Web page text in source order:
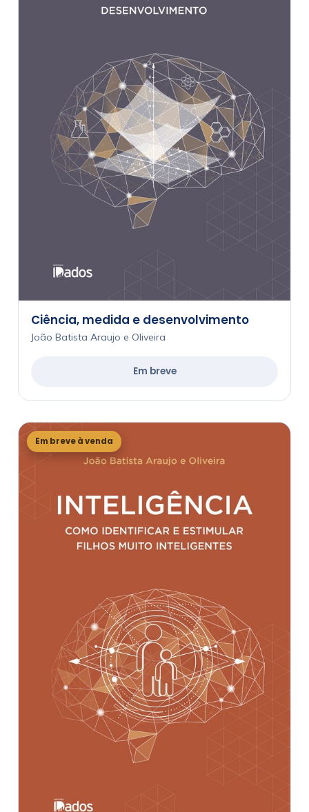
Ciência, medida e desenvolvimento
João Batista Araujo e Oliveira
Em breve
Em breve à venda